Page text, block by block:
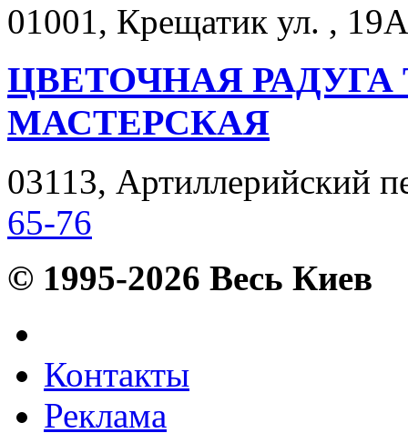
01001, Крещатик ул. ,
ЦВЕТОЧНАЯ
МАСТЕРСКАЯ
03113, Артиллерийский
65-76
© 1995-2026 Весь Киев
Контакты
Реклама